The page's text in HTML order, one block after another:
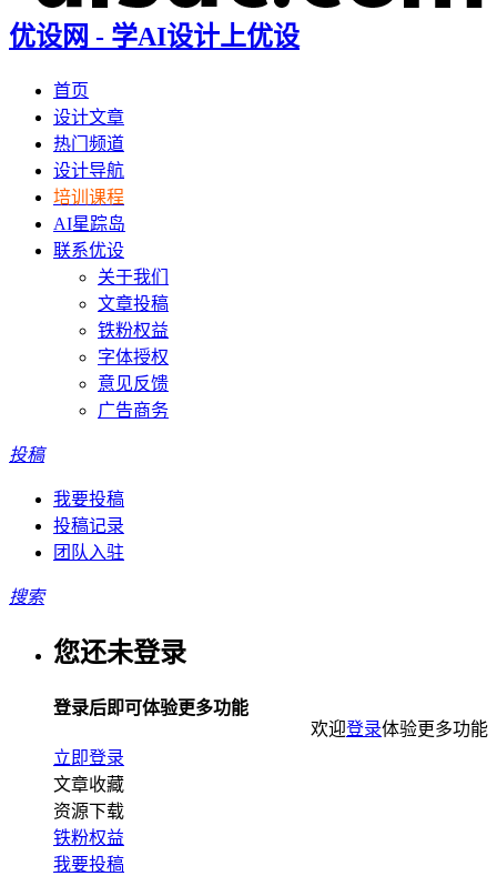
优设网 - 学AI设计上优设
首页
设计文章
热门频道
设计导航
培训课程
AI星踪岛
联系优设
关于我们
文章投稿
铁粉权益
字体授权
意见反馈
广告商务
投稿
我要投稿
投稿记录
团队入驻
搜索
您还未登录
登录后即可体验更多功能
立即登录
文章收藏
资源下载
铁粉权益
我要投稿
欢迎登录体验更多功能